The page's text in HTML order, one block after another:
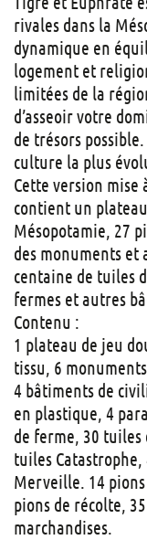
rivales dans la
dynamique en
logement et
limitées de la
d’asseoir votre
de trésors
culture la plus
Cette version
contient un
Mésopotamie, 27
des monuments et
centaine de tuiles
fermes et autres
Contenu :
1 plateau de jeu
tissu, 6
4 bâtiments de
en plastique, 4
de ferme, 30 tuiles
tuiles
Merveille. 14 pions
pions de récolte,
marchandises.